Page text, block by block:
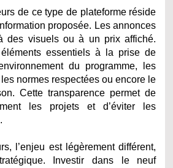
de ce type de plateforme réside
proposée. Les annonces
des visuels ou à un prix affiché.
essentiels à la prise de
du programme, les
normes respectées ou encore le
Cette transparence permet de
les projets et d’éviter les
l’enjeu est légèrement différent,
Investir dans le neuf